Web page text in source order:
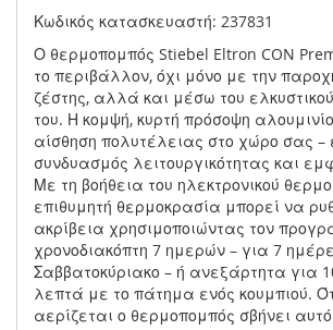
Κωδικός κατασκευαστή: 237831
Ο θερμοπομπός Stiebel Eltron CON
το περιβάλλον, όχι μόνο με την
ζέστης, αλλά και μέσω του
του. Η κομψή, κυρτή πρόσοψη
αίσθηση πολυτέλειας στο χώρο σας –
συνδυασμός λειτουργικότητας και
Με τη βοήθεια του ηλεκτρονικού
επιθυμητή θερμοκρασία μπορεί να
ακρίβεια χρησιμοποιώντας τον
χρονοδιακόπτη 7 ημερών – για 7
Σαββατοκύριακο – ή ανεξάρτητα για
λεπτά με το πάτημα ενός κουμπιού.
αερίζεται ο θερμοπομπός σβήνει